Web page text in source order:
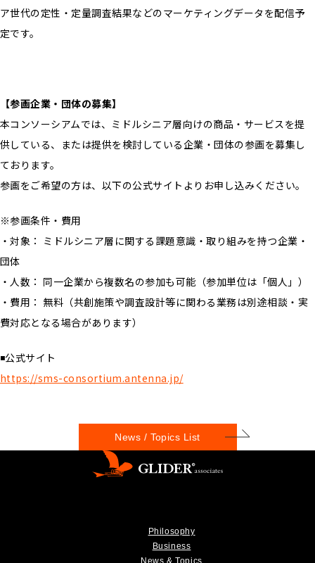
ア世代の定性・定量調査結果などのマーケティングデータを配信予
定です。
【参画企業・団体の募集】
本コンソーシアムでは、ミドルシニア層向けの商品・サービスを提
供している、または提供を検討している企業・団体の参画を募集し
ております。
参画をご希望の方は、以下の公式サイトよりお申し込みください。
※参画条件・費用
・対象： ミドルシニア層に関する課題意識・取り組みを持つ企業・
団体
・人数： 同一企業から複数名の参加も可能（参加単位は「個人」）
・費用： 無料（共創施策や調査設計等に関わる業務は別途相談・実
費対応となる場合があります）
◾️公式サイト
https://sms-consortium.antenna.jp/
News / Topics List
Philosophy
Business